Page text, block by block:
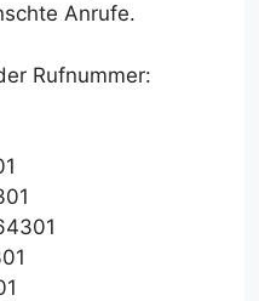
Anrufe.
Rufnummer: